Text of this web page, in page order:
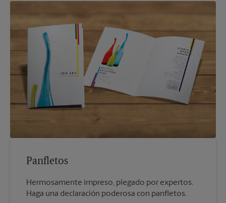
Panfletos
Hermosamente impreso, plegado por expertos.
Haga una declaración poderosa con panfletos.